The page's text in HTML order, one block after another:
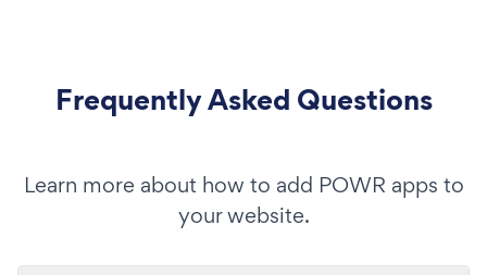
Frequently Asked Questions
Learn more about how to add POWR apps to
your website.